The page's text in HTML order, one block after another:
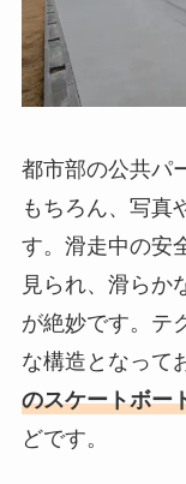
都市部の公共パ
もちろん、写真
す。滑走中の安
見られ、滑らか
が絶妙です。テ
な構造となって
のスケートボー
どです。